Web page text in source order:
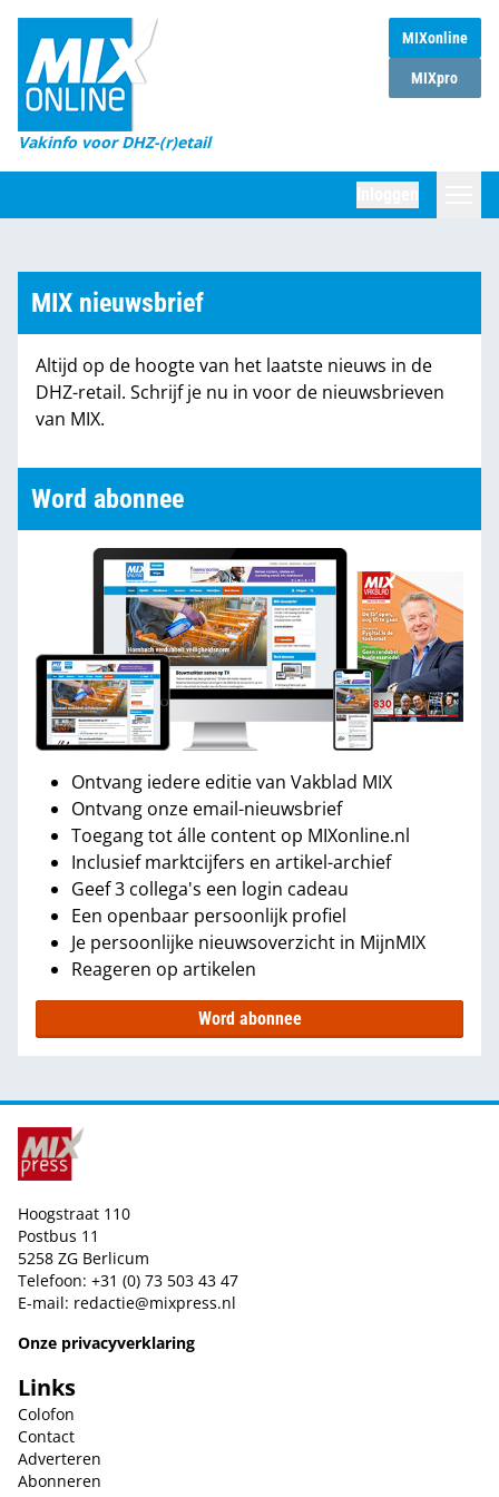
MIXonline
MIXpro
Vakinfo voor DHZ-(r)etail
Home
Magazines
DHZ Sessie
Marktcijfers
Partners
MIX nieuwsbrief
Altijd op de hoogte van het laatste nieuws in de
DHZ-retail. Schrijf je nu in voor de nieuwsbrieven
van MIX.
Word abonnee
Ontvang iedere editie van Vakblad MIX
Ontvang onze email-nieuwsbrief
Toegang tot álle content op MIXonline.nl
Inclusief marktcijfers en artikel-archief
Geef 3 collega's een login cadeau
Een openbaar persoonlijk profiel
Je persoonlijke nieuwsoverzicht in MijnMIX
Reageren op artikelen
Word abonnee
Hoogstraat 110
Postbus 11
5258 ZG Berlicum
Telefoon: +31 (0) 73 503 43 47
E-mail: redactie@mixpress.nl
Onze privacyverklaring
Links
Colofon
Contact
Adverteren
Abonneren